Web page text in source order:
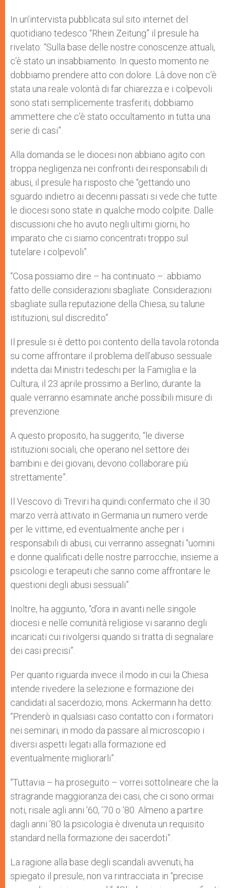
In un’intervista pubblicata sul sito internet del
quotidiano tedesco “Rhein Zeitung” il presule ha
rivelato: “Sulla base delle nostre conoscenze attuali,
c’è stato un insabbiamento. In questo momento ne
dobbiamo prendere atto con dolore. Là dove non c’è
stata una reale volontà di far chiarezza e i colpevoli
sono stati semplicemente trasferiti, dobbiamo
ammettere che c’è stato occultamento in tutta una
serie di casi”.
Alla domanda se le diocesi non abbiano agito con
troppa negligenza nei confronti dei responsabili di
abusi, il presule ha risposto che “gettando uno
sguardo indietro ai decenni passati si vede che tutte
le diocesi sono state in qualche modo colpite. Dalle
discussioni che ho avuto negli ultimi giorni, ho
imparato che ci siamo concentrati troppo sul
tutelare i colpevoli”.
“Cosa possiamo dire – ha continuato –: abbiamo
fatto delle considerazioni sbagliate. Considerazioni
sbagliate sulla reputazione della Chiesa, su talune
istituzioni, sul discredito”.
Il presule si è detto poi contento della tavola rotonda
su come affrontare il problema dell’abuso sessuale
indetta dai Ministri tedeschi per la Famiglia e la
Cultura, il 23 aprile prossimo a Berlino, durante la
quale verranno esaminate anche possibili misure di
prevenzione.
A questo proposito, ha suggerito, “le diverse
istituzioni sociali, che operano nel settore dei
bambini e dei giovani, devono collaborare più
strettamente”.
Il Vescovo di Treviri ha quindi confermato che il 30
marzo verrà attivato in Germania un numero verde
per le vittime, ed eventualmente anche per i
responsabili di abusi, cui verranno assegnati “uomini
e donne qualificati delle nostre parrocchie, insieme a
psicologi e terapeuti che sanno come affrontare le
questioni degli abusi sessuali”.
Inoltre, ha aggiunto, “d’ora in avanti nelle singole
diocesi e nelle comunità religiose vi saranno degli
incaricati cui rivolgersi quando si tratta di segnalare
dei casi precisi”.
Per quanto riguarda invece il modo in cui la Chiesa
intende rivedere la selezione e formazione dei
candidati al sacerdozio, mons. Ackermann ha detto:
“Prenderò in qualsiasi caso contatto con i formatori
nei seminari, in modo da passare al microscopio i
diversi aspetti legati alla formazione ed
eventualmente migliorarli”.
“Tuttavia – ha proseguito – vorrei sottolineare che la
stragrande maggioranza dei casi, che ci sono ormai
noti, risale agli anni ’60, ’70 o ’80. Almeno a partire
dagli anni ’80 la psicologia è divenuta un requisito
standard nella formazione dei sacerdoti”.
La ragione alla base degli scandali avvenuti, ha
spiegato il presule, non va rintracciata in “precise